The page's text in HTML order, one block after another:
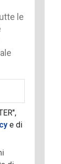
le
e di